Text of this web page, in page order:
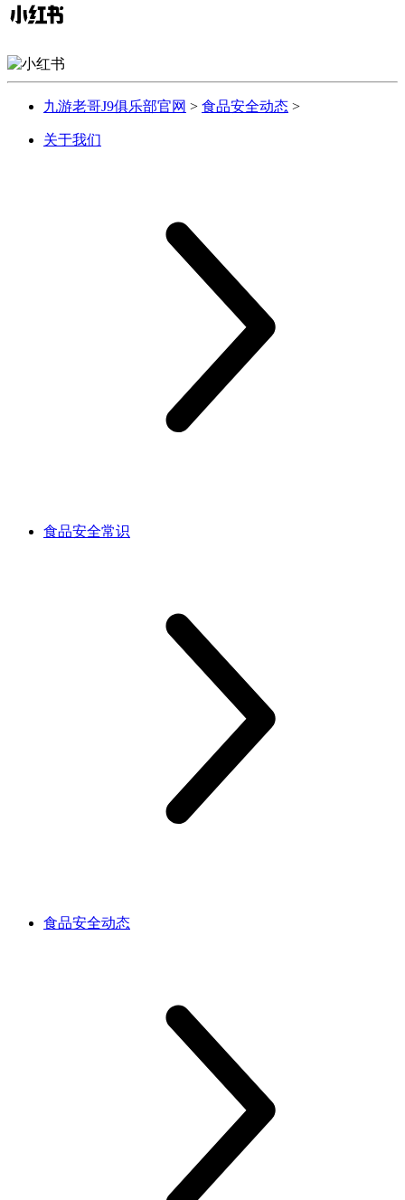
九游老哥J9俱乐部官网 > 食品安全动态 >
关于我们
食品安全常识
食品安全动态